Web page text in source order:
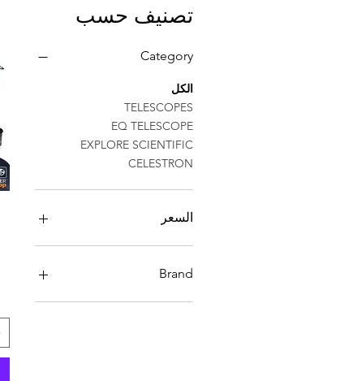
تصنيف حسب
Category
الكل
TELESCOPES
EQ TELESCOPE
EXPLORE SCIENTIFIC
CELESTRON
السعر
Brand
CELESTRON